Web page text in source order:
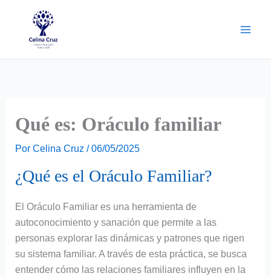
Qué es: Oráculo familiar
Por Celina Cruz / 06/05/2025
¿Qué es el Oráculo Familiar?
El Oráculo Familiar es una herramienta de
autoconocimiento y sanación que permite a las
personas explorar las dinámicas y patrones que rigen
su sistema familiar. A través de esta práctica, se busca
entender cómo las relaciones familiares influyen en la